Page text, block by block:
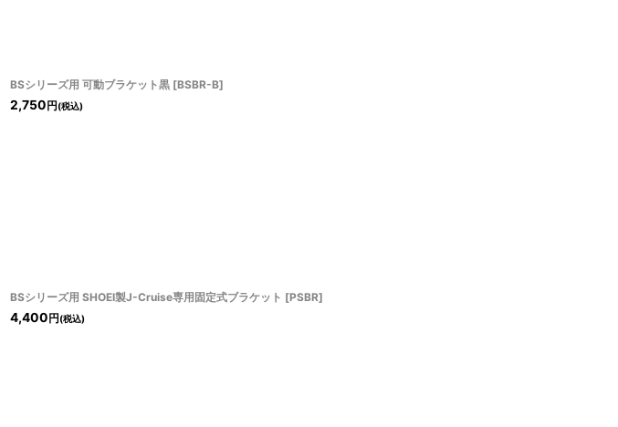
BSシリーズ用 可動ブラケット黒 [BSBR-B]
2,750 円 (税込)
BSシリーズ用 SHOEI製J-Cruise専用固定式ブラケット [PSBR]
4,400 円 (税込)